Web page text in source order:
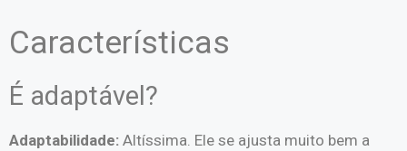
Características
É adaptável?
Adaptabilidade: Altíssima. Ele se ajusta muito bem a